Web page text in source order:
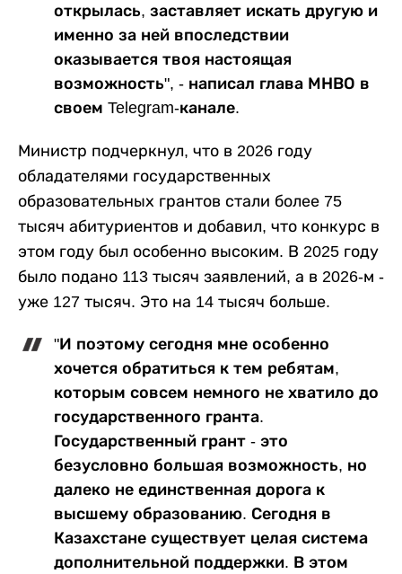
открылась, заставляет искать другую и
именно за ней впоследствии
оказывается твоя настоящая
возможность", - написал глава МНВО в
своем Telegram-канале.
Министр подчеркнул, что в 2026 году
обладателями государственных
образовательных грантов стали более 75
тысяч абитуриентов и добавил, что конкурс в
этом году был особенно высоким. В 2025 году
было подано 113 тысяч заявлений, а в 2026-м -
уже 127 тысяч. Это на 14 тысяч больше.
"И поэтому сегодня мне особенно
хочется обратиться к тем ребятам,
которым совсем немного не хватило до
государственного гранта.
Государственный грант - это
безусловно большая возможность, но
далеко не единственная дорога к
высшему образованию. Сегодня в
Казахстане существует целая система
дополнительной поддержки. В этом